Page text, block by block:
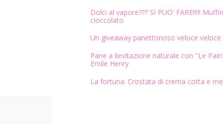
Dolci al vapore??? SI PUO' FARE!!!!!
cioccolato
Un giveaway panettonoso veloce veloce
Pane a lievitazione naturale con "Le
Emile Henry
La fortuna. Crostata di crema cotta e